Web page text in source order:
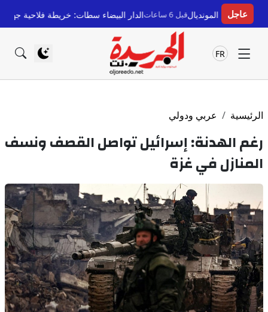
عاجل
قبل 6 ساعات الدار البيضاء سطات: خريطة فلاحية جهوية جديدة لحماية
FR
الرئيسية عربي ودولي
رغم الهدنة: إسرائيل تواصل القصف ونسف
المنازل في غزة